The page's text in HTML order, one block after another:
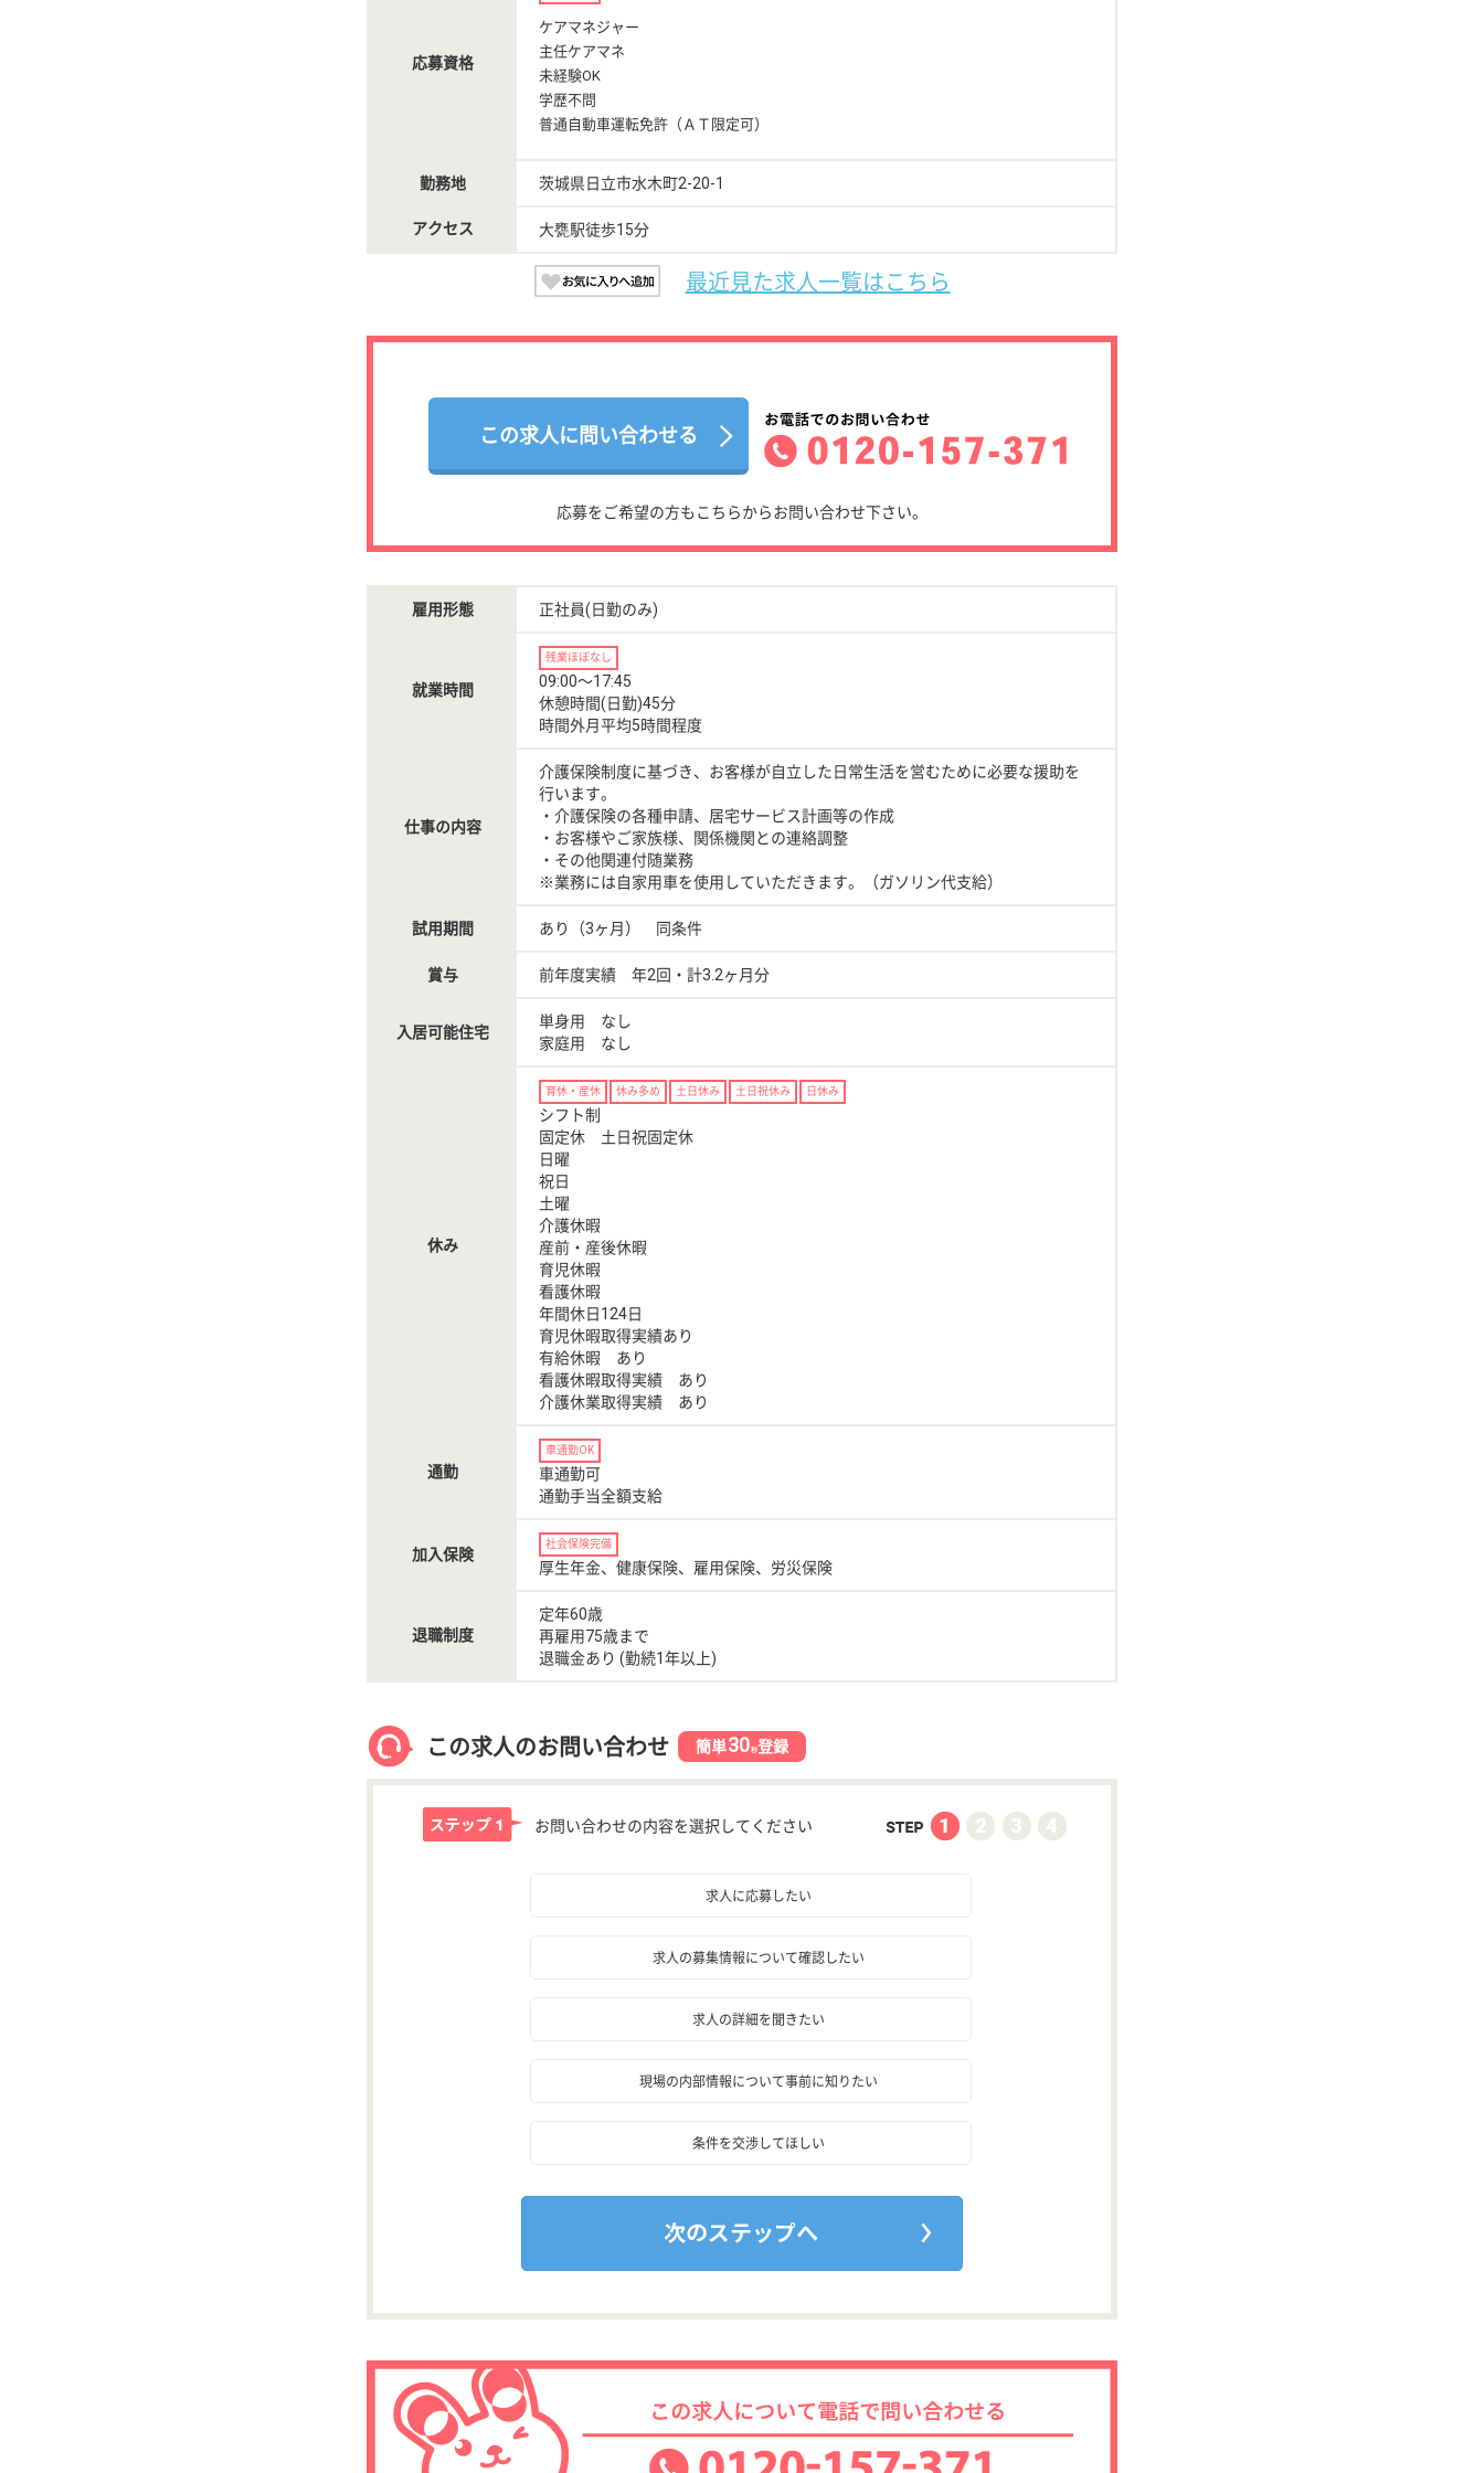
応募資格
ケアマネジャー
主任ケアマネ
未経験OK
学歴不問
普通自動車運転免許（ＡＴ限定可）
勤務地 茨城県日立市水木町2-20-1
アクセス 大甕駅徒歩15分
最近見た求人一覧はこちら
この求人に問い合わせる
応募をご希望の方もこちらからお問い合わせ下さい。
雇用形態 正社員(日勤のみ)
就業時間
残業ほぼなし
09:00〜17:45
休憩時間(日勤)45分
時間外月平均5時間程度
仕事の内容
介護保険制度に基づき、お客様が自立した日常生活を営むために必要な援助を
行います。
・介護保険の各種申請、居宅サービス計画等の作成
・お客様やご家族様、関係機関との連絡調整
・その他関連付随業務
※業務には自家用車を使用していただきます。（ガソリン代支給）
試用期間 あり（3ヶ月） 同条件
賞与 前年度実績 年2回・計3.2ヶ月分
入居可能住宅
単身用 なし
家庭用 なし
休み
育休・産休 休み多め 土日休み 土日祝休み 日休み
シフト制
固定休 土日祝固定休
日曜
祝日
土曜
介護休暇
産前・産後休暇
育児休暇
看護休暇
年間休日124日
育児休暇取得実績あり
有給休暇 あり
看護休暇取得実績 あり
介護休業取得実績 あり
通勤
車通勤OK
車通勤可
通勤手当全額支給
加入保険
社会保険完備
厚生年金、健康保険、雇用保険、労災保険
退職制度
定年60歳
再雇用75歳まで
退職金あり (勤続1年以上)
この求人のお問い合わせ 簡単30秒登録
お問い合わせの内容を選択してください
求人に応募したい
求人の募集情報について確認したい
求人の詳細を聞きたい
現場の内部情報について事前に知りたい
条件を交渉してほしい